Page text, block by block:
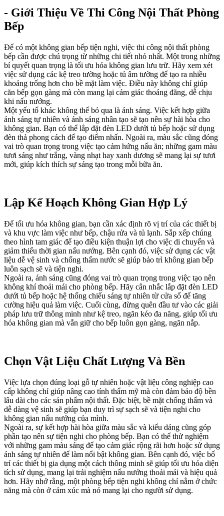
- Giới Thiệu Về Thi Công Nội Thất Phòng
Bếp
Để có một không gian bếp tiện nghi, việc thi công nội thất phòng
bếp cần được chú trọng từ những chi tiết nhỏ nhất. Một trong những
bí quyết quan trọng là tối ưu hóa không gian lưu trữ. Hãy xem xét
việc sử dụng các kệ treo tường hoặc tủ âm tường để tạo ra nhiều
khoảng trống hơn cho bề mặt làm việc. Điều này không chỉ giúp
căn bếp gọn gàng mà còn mang lại cảm giác thoáng đãng, dễ chịu
khi nấu nướng.
Một yếu tố khác không thể bỏ qua là ánh sáng. Việc kết hợp giữa
ánh sáng tự nhiên và ánh sáng nhân tạo sẽ tạo nên sự hài hòa cho
không gian. Bạn có thể lắp đặt đèn LED dưới tủ bếp hoặc sử dụng
đèn thả phong cách để tạo điểm nhấn. Ngoài ra, màu sắc cũng đóng
vai trò quan trọng trong việc tạo cảm hứng nấu ăn; những gam màu
tươi sáng như trắng, vàng nhạt hay xanh dương sẽ mang lại sự tươi
mới, giúp kích thích sự sáng tạo trong mỗi bữa ăn.
Lập Kế Hoạch Không Gian Hợp Lý
Để tối ưu hóa không gian, bạn cần xác định rõ vị trí của các thiết bị
và khu vực làm việc như bếp, chậu rửa và tủ lạnh. Sắp xếp chúng
theo hình tam giác để tạo điều kiện thuận lợi cho việc di chuyển và
giảm thiểu thời gian nấu nướng. Bên cạnh đó, việc sử dụng các vật
liệu dễ vệ sinh và chống thấm nước sẽ giúp bảo trì không gian bếp
luôn sạch sẽ và tiện nghi.
Ngoài ra, ánh sáng cũng đóng vai trò quan trọng trong việc tạo nên
không khí thoải mái cho phòng bếp. Hãy cân nhắc lắp đặt đèn LED
dưới tủ bếp hoặc hệ thống chiếu sáng tự nhiên từ cửa sổ để tăng
cường hiệu quả làm việc. Cuối cùng, đừng quên đầu tư vào các giải
pháp lưu trữ thông minh như kệ treo, ngăn kéo đa năng, giúp tối ưu
hóa không gian mà vẫn giữ cho bếp luôn gọn gàng, ngăn nắp.
Chọn Vật Liệu Chất Lượng Và Bền
Việc lựa chọn đúng loại gỗ tự nhiên hoặc vật liệu công nghiệp cao
cấp không chỉ giúp nâng cao tính thẩm mỹ mà còn đảm bảo độ bền
lâu dài cho các sản phẩm nội thất. Đặc biệt, bề mặt chống thấm và
dễ dàng vệ sinh sẽ giúp bạn duy trì sự sạch sẽ và tiện nghi cho
không gian nấu nướng của mình.
Ngoài ra, sự kết hợp hài hòa giữa màu sắc và kiểu dáng cũng góp
phần tạo nên sự tiện nghi cho phòng bếp. Bạn có thể thử nghiệm
với những gam màu sáng để tạo cảm giác rộng rãi hơn hoặc sử dụng
ánh sáng tự nhiên để làm nổi bật không gian. Bên cạnh đó, việc bố
trí các thiết bị gia dụng một cách thông minh sẽ giúp tối ưu hóa diện
tích sử dụng, mang lại trải nghiệm nấu nướng thoải mái và hiệu quả
hơn. Hãy nhớ rằng, một phòng bếp tiện nghi không chỉ nằm ở chức
năng mà còn ở cảm xúc mà nó mang lại cho người sử dụng.